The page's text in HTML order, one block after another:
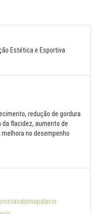
Estética e Esportiva
redução de gordura
da flacidez, aumento de
no desempenho